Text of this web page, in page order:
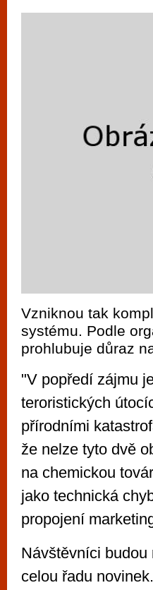
Vzniknou tak
systému. Podle
prohlubuje důraz
"V popředí zájmu
teroristických
přírodními
že nelze tyto dvě
na chemickou
jako technická
propojení
Návštěvníci
celou řadu